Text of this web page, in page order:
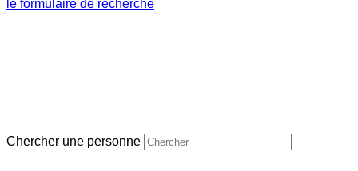
le formulaire de recherche
Chercher une personne